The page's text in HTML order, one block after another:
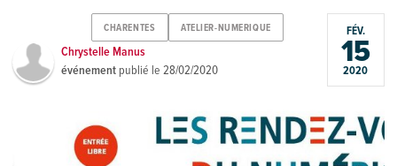
CHARENTES ATELIER-NUMERIQUE
Chrystelle Manus
événement publié le28/02/2020
FÉV.
15
2020